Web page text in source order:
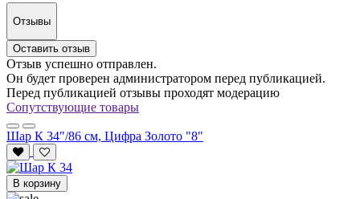
Отзывы
Оставить отзыв
Отзыв успешно отправлен.
Он будет проверен администратором перед публикацией.
Перед публикацией отзывы проходят модерацию
Сопутствующие товары
Шар К 34"/86 см, Цифра Золото "8"
В корзину